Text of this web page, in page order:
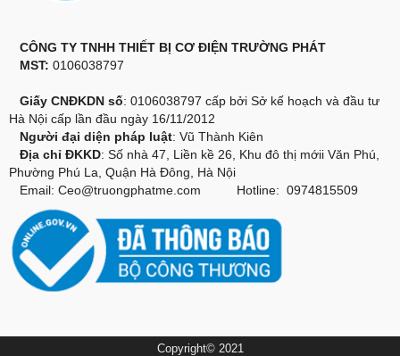
CÔNG TY TNHH THIẾT BỊ CƠ ĐIỆN TRƯỜNG PHÁT
MST: 0106038797
Giấy CNĐKDN số: 0106038797 cấp bởi Sở kế hoạch và đầu tư
Hà Nội cấp lần đầu ngày 16/11/2012
Người đại diện pháp luật: Vũ Thành Kiên
Địa chỉ ĐKKD: Số nhà 47, Liền kề 26, Khu đô thị mớii Văn Phú,
Phường Phú La, Quận Hà Đông, Hà Nội
Email: Ceo@truongphatme.com Hotline: 0974815509
Copyright© 2021